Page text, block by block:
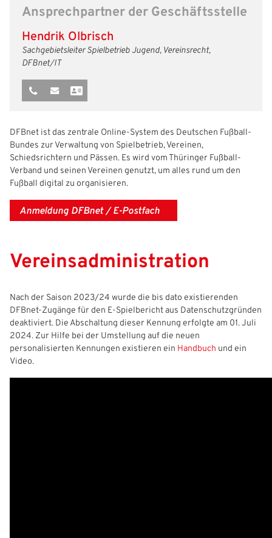
Ansprechpartner der Geschäftsstelle
Hendrik Olbrisch
Sachgebietsleiter Spielbetrieb Jugend, Vereinsrecht,
DFBnet/IT
DFBnet ist das zentrale Online-System des Deutschen Fußball-
Bundes zur Verwaltung von Spielbetrieb, Vereinen,
Schiedsrichtern und Pässen. Es wird vom Thüringer Fußball-
Verband und seinen Vereinen genutzt, um alles rund um den
Fußball digital zu organisieren.
Anmeldung DFBnet / E-Postfach
Vereinsadministration
Nach der Saison 2023/24 wurde die bis dato existierenden
DFBnet-Zugänge für den E-Spielbericht aus Datenschutzgründen
deaktiviert. Die Abschaltung dieser Kennung erfolgte am 01. Juli
2024. Zur Hilfe bei der Umstellung auf die neuen
personalisierten Kennungen existieren ein Handbuch und ein
Video.
Freizeit- und Breitensport
Futsal
Kinder- und Jugendschutz
#siekickt
Datenschutz
Länderspiele